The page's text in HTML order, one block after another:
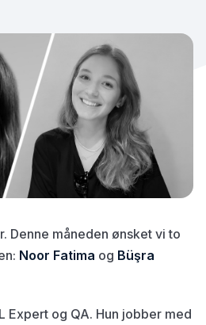
Denne måneden ønsket vi to
Noor Fatima og Büşra
Expert og QA. Hun jobber med